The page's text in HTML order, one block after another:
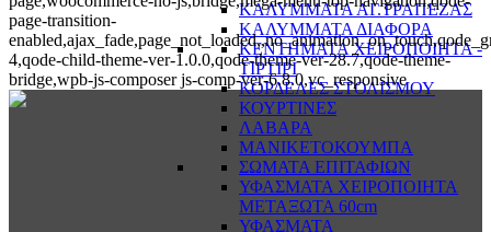
ΚΑΛΥΜΜΑΤΑ ΑΓ.ΤΡΑΠΕΖΑΣ
ΚΑΛΥΜΜΑΤΑ ΔΙΑΦΟΡΑ
ΚΕΝΤΗΜΑΤΑ ΧΕΙΡΟΠΟΙΗΤΑ -
ΤΙΡΤΙΡΙ
ΚΟΡΔΕΛΕΣ ΣΤΟΛΙΣΜΟΥ
ΚΟΥΡΤΙΝΕΣ
ΛΑΒΑΡΑ
ΜΑΝΙΚΕΤΟΚΟΥΜΠΑ
ΣΩΜΑΤΑ ΕΠΙΤΑΦΙΩΝ
ΥΦΑΣΜΑΤΑ ΧΕΙΡΟΠΟΙΗΤΑ
ΜΕΤΑΞΩΤΑ 60cm
ΥΦΑΣΜΑΤΑ
page-transition-
4,qode-child-theme-ver-1.0.0,qode-theme-ver-28.7,qode-theme-
bridge,wpb-js-composer js-comp-ver-6.8.0,vc_responsive